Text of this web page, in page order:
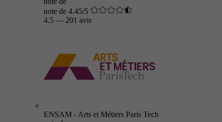
note de 4.45/5
4.5 — 201 avis
ENSAM - Arts et Métiers Paris Tech